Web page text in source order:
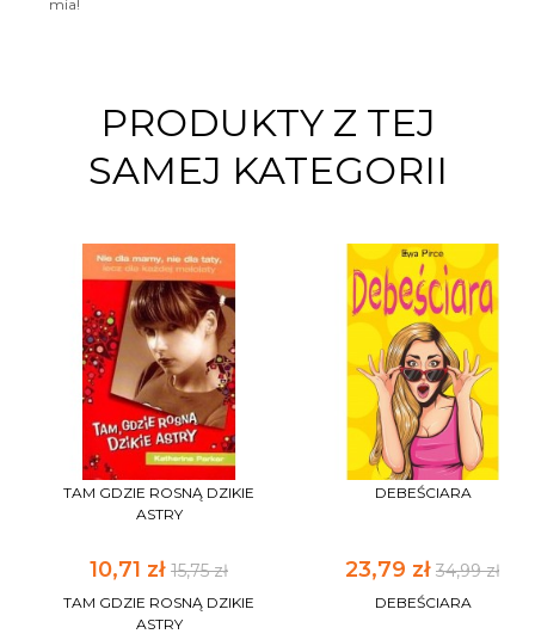
mia!
PRODUKTY Z TEJ
SAMEJ KATEGORII
TAM GDZIE ROSNĄ DZIKIE
ASTRY
10,71 zł 15,75 zł
TAM GDZIE ROSNĄ DZIKIE
ASTRY
DEBEŚCIARA
23,79 zł 34,99 zł
DEBEŚCIARA